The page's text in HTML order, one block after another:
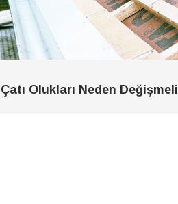
Çatı Olukları Neden Değişmeli